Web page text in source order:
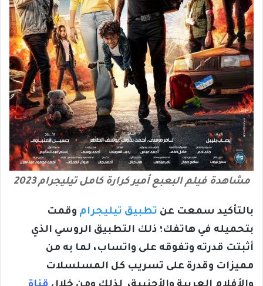
مشاهدة فيلم البعبع أمير كرارة كامل تيليجرام 2023
بالتأكيد سمعت عن تطبيق تيليجرام وقمت
بتحميله في هاتفك؛ ذلك التطبيق الروسي الذي
أثبتت قدرته وتفوقه على واتساب، لما به من
مميزات وقدرة على تسريب كل المسلسلات